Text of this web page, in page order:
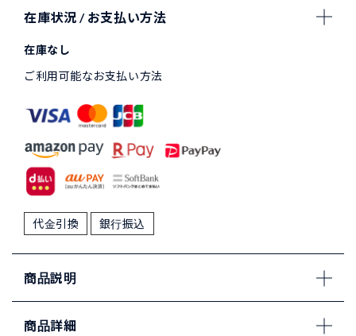
在庫状況 / お支払い方法
在庫なし
ご利用可能なお支払い方法
代金引換 銀行振込
商品説明
商品詳細